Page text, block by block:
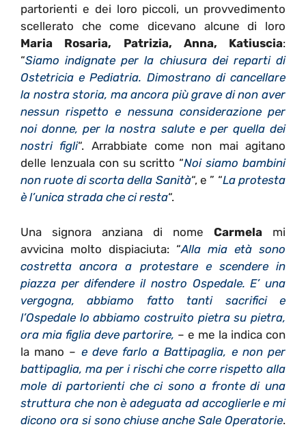
partorienti e dei loro piccoli, un provvedimento
scellerato che come dicevano alcune di loro
Maria Rosaria, Patrizia, Anna, Katiuscia:
“Siamo indignate per la chiusura dei reparti di
Ostetricia e Pediatria. Dimostrano di cancellare
la nostra storia, ma ancora più grave di non aver
nessun rispetto e nessuna considerazione per
noi donne, per la nostra salute e per quella dei
nostri figli“. Arrabbiate come non mai agitano
delle lenzuala con su scritto “Noi siamo bambini
non ruote di scorta della Sanità“, e ” “La protesta
è l’unica strada che ci resta“.
Una signora anziana di nome Carmela mi
avvicina molto dispiaciuta: “Alla mia età sono
costretta ancora a protestare e scendere in
piazza per difendere il nostro Ospedale. E’ una
vergogna, abbiamo fatto tanti sacrifici e
l’Ospedale lo abbiamo costruito pietra su pietra,
ora mia figlia deve partorire, – e me la indica con
la mano – e deve farlo a Battipaglia, e non per
battipaglia, ma per i rischi che corre rispetto alla
mole di partorienti che ci sono a fronte di una
struttura che non è adeguata ad accoglierle e mi
dicono ora si sono chiuse anche Sale Operatorie.